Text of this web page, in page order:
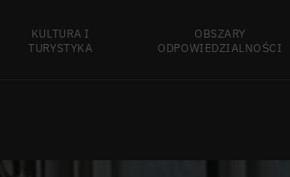
KULTURA I
TURYSTYKA
OBSZARY
ODPOWIEDZIALNOŚCI